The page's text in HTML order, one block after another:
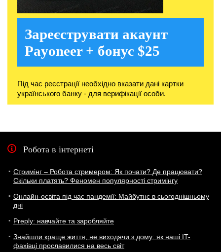
Зареєструвати акаунт
Payoneer + бонус $25
Під час реєстрації необхідно вказати дані картки
українського банку - для верифікації особи.
Робота в інтернеті
Стримінг – Робота стримером: Як почати? Де працювати?
Скільки платять? Феномен популярності стримінгу
Онлайн-освіта під час пандемії: Майбутнє в сьогоднішньому
дні
Preply: навчайте та заробляйте
Знайшли краще життя, не виходячи з дому: як наші IT-
фахівці прославилися на весь світ